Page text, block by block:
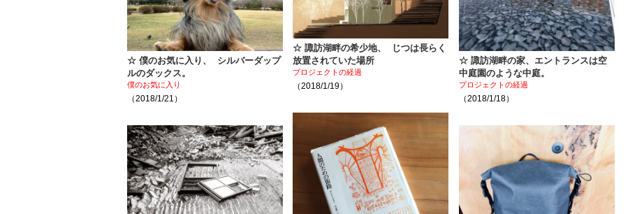
☆ 僕のお気に入り、 シルバーダップ
ルのダックス。
僕のお気に入り
（2018/1/21）
☆ 諏訪湖畔の希少地、 じつは長らく
放置されていた場所
プロジェクトの経過
（2018/1/19）
☆ 諏訪湖畔の家、エントランスは空
中庭園のような中庭。
プロジェクトの経過
（2018/1/18）